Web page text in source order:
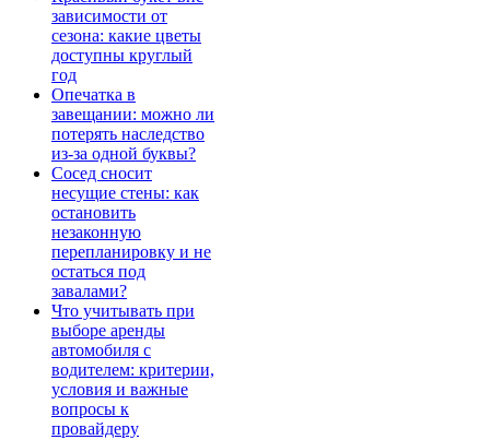
зависимости от
сезона: какие цветы
доступны круглый
год
Опечатка в
завещании: можно ли
потерять наследство
из-за одной буквы?
Сосед сносит
несущие стены: как
остановить
незаконную
перепланировку и не
остаться под
завалами?
Что учитывать при
выборе аренды
автомобиля с
водителем: критерии,
условия и важные
вопросы к
провайдеру